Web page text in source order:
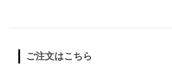
ご注文はこちら